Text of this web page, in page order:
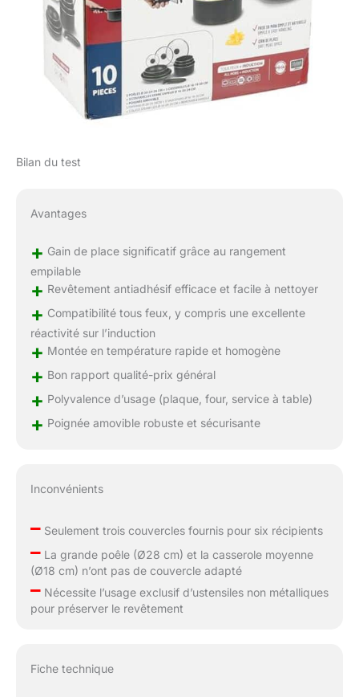
Bilan du test
Avantages
+ Gain de place significatif grâce au rangement
empilable
+ Revêtement antiadhésif efficace et facile à nettoyer
+ Compatibilité tous feux, y compris une excellente
réactivité sur l’induction
+ Montée en température rapide et homogène
+ Bon rapport qualité-prix général
+ Polyvalence d’usage (plaque, four, service à table)
+ Poignée amovible robuste et sécurisante
Inconvénients
–Seulement trois couvercles fournis pour six récipients
–La grande poêle (Ø28 cm) et la casserole moyenne
(Ø18 cm) n’ont pas de couvercle adapté
–Nécessite l’usage exclusif d’ustensiles non métalliques
pour préserver le revêtement
Fiche technique